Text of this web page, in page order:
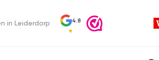
in Leiderdorp 4.8